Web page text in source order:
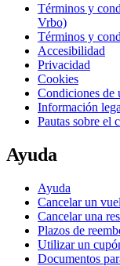
Términos y
Vrbo)
Términos y
Accesibilidad
Privacidad
Cookies
Condiciones de
Información
Pautas sobre el
Ayuda
Ayuda
Cancelar un
Cancelar una
Plazos de
Utilizar un
Documentos